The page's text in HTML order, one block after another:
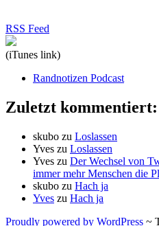
RSS Feed
(iTunes link)
Randnotizen Podcast
Zuletzt kommentiert:
skubo zu Loslassen
Yves zu Loslassen
Yves zu Der Wechsel von
immer mehr Menschen die
skubo zu Hach ja
Yves zu Hach ja
Proudly powered by WordPress ~